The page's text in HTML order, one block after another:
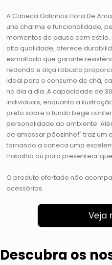
A Caneca Gatinhos Hora De
une charme e funcionalidade,
momentos de pausa com
alta qualidade, oferece
esmaltado que garante
redondo e alça robusta
ideal para o consumo de chá,
no dia a dia. A capacidade de
individuais, enquanto a
preto sobre o fundo bege
personalidade ao ambiente.
de amassar pãozinho!" traz um
tornando a caneca uma
trabalho ou para presentear
O produto ofertado não
acessórios.
Veja
Descubra os